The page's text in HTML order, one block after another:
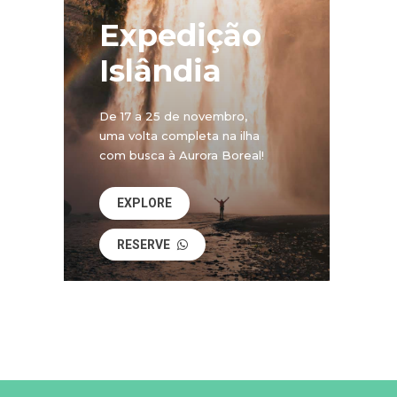
Expedição
Islândia
De 17 a 25 de novembro,
uma volta completa na ilha
com busca à Aurora Boreal!
EXPLORE
RESERVE